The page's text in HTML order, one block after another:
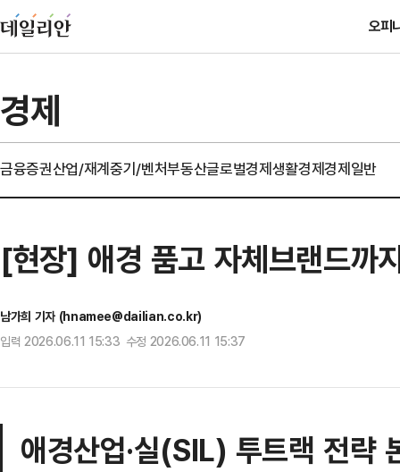
오피
경제
금융증권산업/재계중기/벤처부동산글로벌경제생활경제경제일반
[현장] 애경 품고 자체브랜드까
남가희 기자 (hnamee@dailian.co.kr)
입력 2026.06.11 15:33 수정 2026.06.11 15:37
애경산업·실(SIL) 투트랙 전략